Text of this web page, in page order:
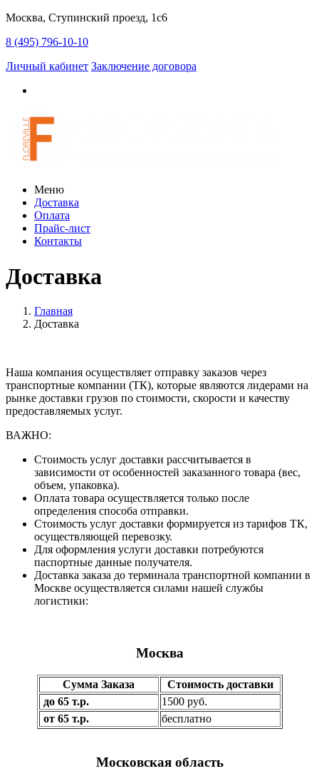
Москва, Ступинский проезд, 1c6
8 (495) 796-10-10
Личный кабинет Заключение договора
Меню
Доставка
Оплата
Прайс-лист
Контакты
Доставка
Главная
Доставка
Наша компания осуществляет отправку заказов через
транспортные компании (ТК), которые являются лидерами на
рынке доставки грузов по стоимости, скорости и качеству
предоставляемых услуг.
ВАЖНО:
Стоимость услуг доставки рассчитывается в
зависимости от особенностей заказанного товара (вес,
объем, упаковка).
Оплата товара осуществляется только после
определения способа отправки.
Стоимость услуг доставки формируется из тарифов ТК,
осуществляющей перевозку.
Для оформления услуги доставки потребуются
паспортные данные получателя.
Доставка заказа до терминала транспортной компании в
Москве осуществляется силами нашей службы
логистики:
Москва
Сумма Заказа
Стоимость доставки
до 65 т.р.
1500 руб.
от 65 т.р.
бесплатно
Московская область